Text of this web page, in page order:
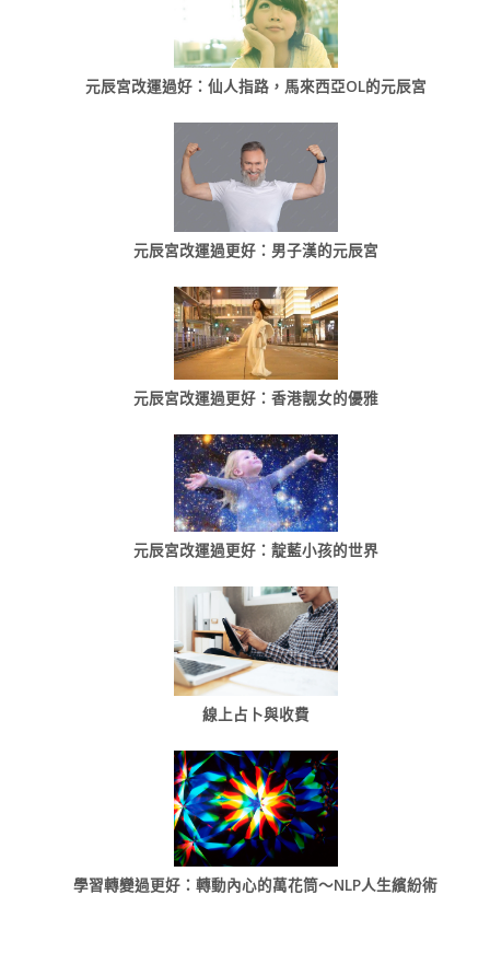
元辰宮改運過好：仙人指路，馬來西亞OL的元辰宮
元辰宮改運過更好：男子漢的元辰宮
元辰宮改運過更好：香港靓女的優雅
元辰宮改運過更好：靛藍小孩的世界
線上占卜與收費
學習轉變過更好：轉動內心的萬花筒～NLP人生繽紛術